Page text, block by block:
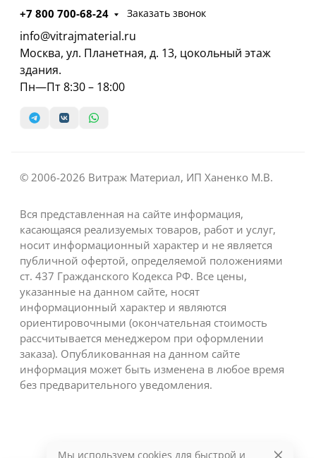
+7 800 700-68-24 Заказать звонок
info@vitrajmaterial.ru
Москва, ул. Планетная, д. 13, цокольный этаж
здания.
Пн—Пт 8:30 – 18:00
© 2006-2026 Витраж Материал, ИП Ханенко М.В.
Вся представленная на сайте информация,
касающаяся реализуемых товаров, работ и услуг,
носит информационный характер и не является
публичной офертой, определяемой положениями
ст. 437 Гражданского Кодекса РФ. Все цены,
указанные на данном сайте, носят
информационный характер и являются
ориентировочными (окончательная стоимость
рассчитывается менеджером при оформлении
заказа). Опубликованная на данном сайте
информация может быть изменена в любое время
без предварительного уведомления.
Мы используем cookies для быстрой и